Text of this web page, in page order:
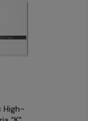
High-